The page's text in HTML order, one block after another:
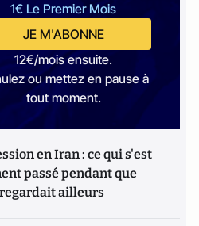
1€ Le Premier Mois
JE M'ABONNE
12€/mois ensuite.
ou mettez en pause à
tout moment.
en Iran : ce qui s'est
passé pendant que
ailleurs